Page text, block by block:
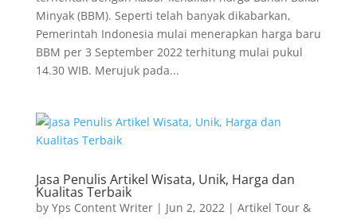
Minyak (BBM). Seperti telah banyak dikabarkan,
Pemerintah Indonesia mulai menerapkan harga baru
BBM per 3 September 2022 terhitung mulai pukul
14.30 WIB. Merujuk pada...
Jasa Penulis Artikel Wisata, Unik, Harga dan
Kualitas Terbaik
by Yps Content Writer| Jun 2, 2022| Artikel Tour &